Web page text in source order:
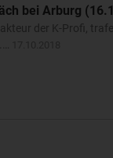
bei Arburg
der K-Profi,